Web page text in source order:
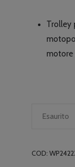
Trolley
motore
Esaurito
COD: